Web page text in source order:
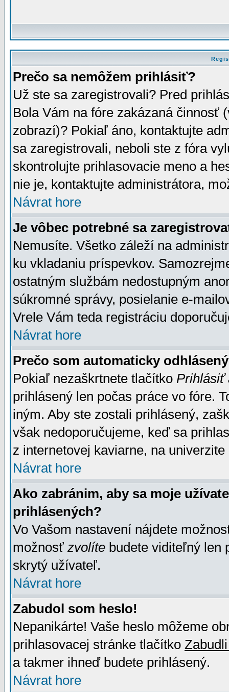
Prečo sa nemôžem prihlásiť?
Už ste sa zaregistrovali? Pred
Bola Vám na fóre zakázaná činnosť
zobrazí)? Pokiaľ áno, kontaktujte
sa zaregistrovali, neboli ste z fóra
skontrolujte prihlasovacie meno a
nie je, kontaktujte administrátora,
Návrat hore
Je vôbec potrebné sa
Nemusíte. Všetko záleží na
ku vkladaniu príspevkov.
ostatným službám nedostupným
súkromné správy, posielanie e-
Vrele Vám teda registráciu
Návrat hore
Prečo som automaticky
Pokiaľ nezaškrtnete tlačítko Prihlásiť
prihlásený len počas práce vo fóre.
iným. Aby ste zostali prihlásený,
však nedoporučujeme, keď sa
z internetovej kaviarne, na univerzite
Návrat hore
Ako zabránim, aby sa moje
prihlásených?
Vo Vašom nastavení nájdete
možnosť zvolíte budete viditeľný len
skrytý užívateľ.
Návrat hore
Zabudol som heslo!
Nepanikárte! Vaše heslo môžeme
prihlasovacej stránke tlačítko
a takmer ihneď budete prihlásený.
Návrat hore